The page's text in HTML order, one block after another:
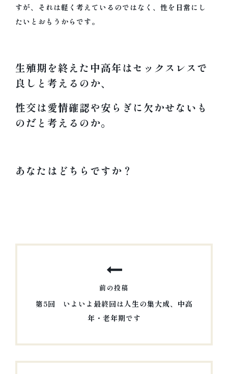
すが、それは軽く考えているのではなく、 性を日常にし
たい とおもうからです。
生殖期を終えた中高年はセックスレスで
良しと考えるのか、
性交は愛情確認や安らぎに欠かせないも
のだと考えるのか。
あなたはどちらですか？
シ
ョ
前の投稿
第5回 いよいよ最終回は人生の集大成、中高
年・老年期です
の
投